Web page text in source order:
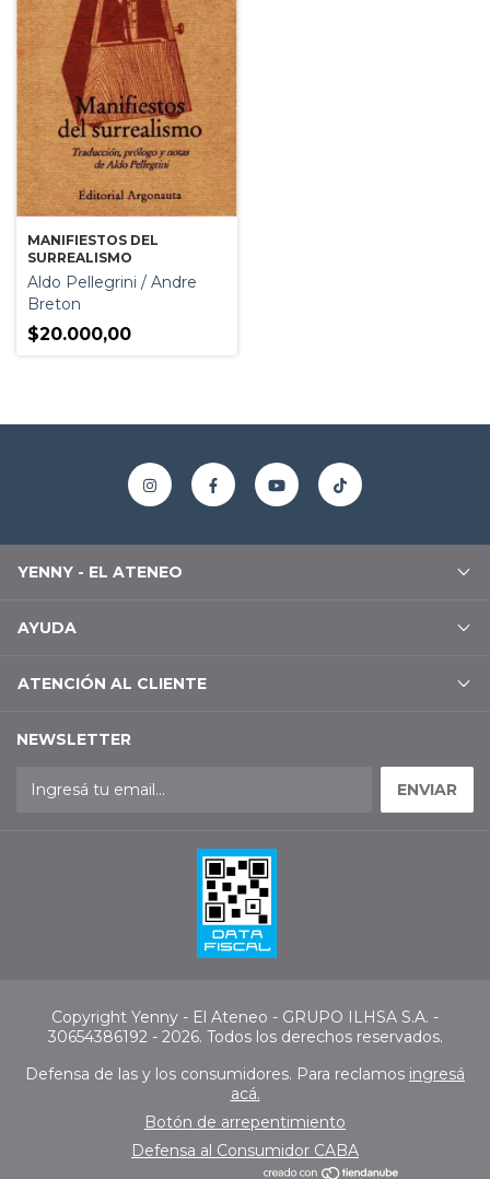
MANIFIESTOS DEL
SURREALISMO
Aldo Pellegrini / Andre
Breton
$20.000,00
YENNY - EL ATENEO
AYUDA
ATENCIÓN AL CLIENTE
NEWSLETTER
Copyright Yenny - El Ateneo - GRUPO ILHSA S.A. -
30654386192 - 2026. Todos los derechos reservados.
Defensa de las y los consumidores. Para reclamos ingresá
acá.
Botón de arrepentimiento
Defensa al Consumidor CABA